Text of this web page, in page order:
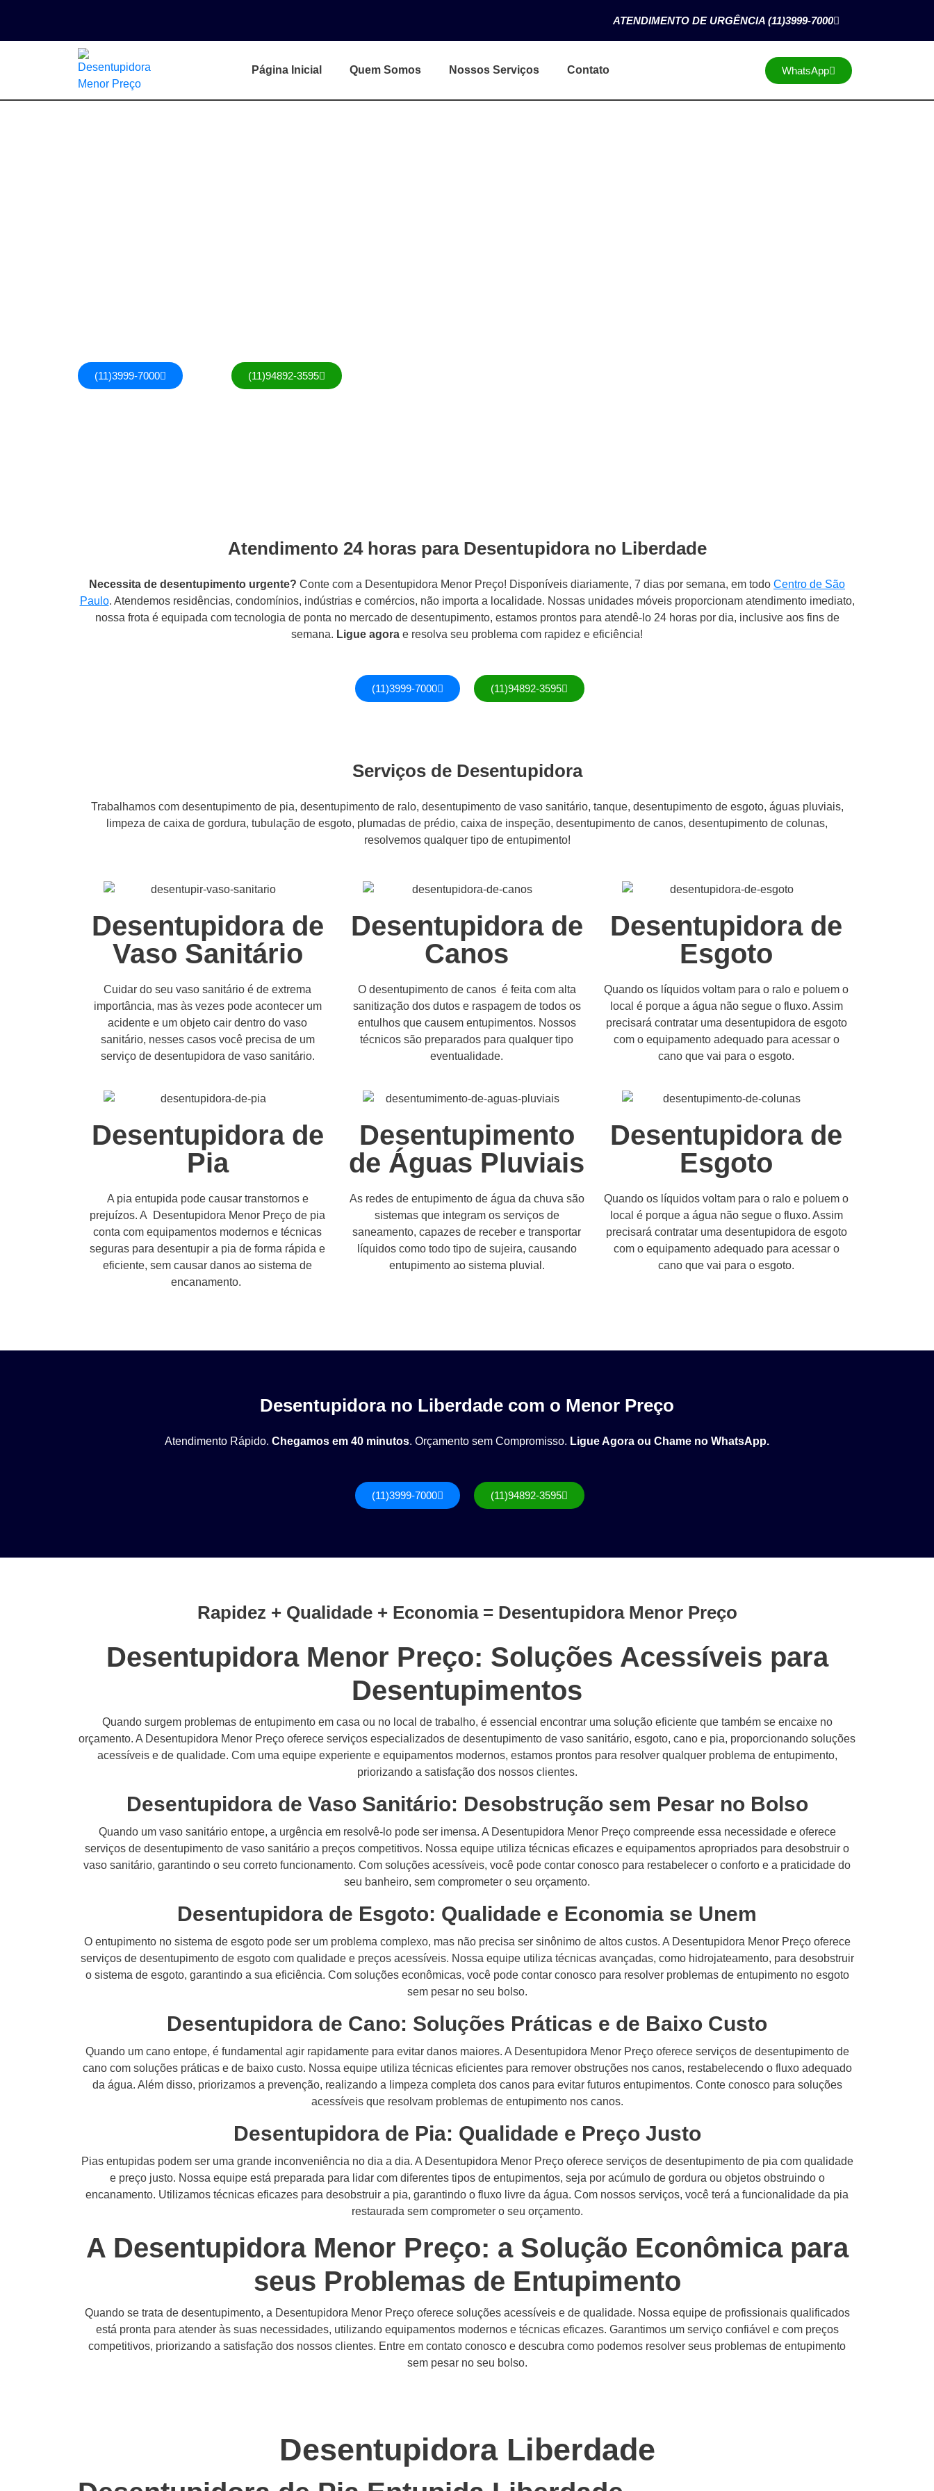
ATENDIMENTO DE URGÊNCIA (11)3999-7000
Página Inicial Quem Somos Nossos Serviços Contato WhatsApp
(11)3999-7000 (11)94892-3595
Atendimento 24 horas para Desentupidora no Liberdade
Necessita de desentupimento urgente? Conte com a Desentupidora Menor Preço! Disponíveis diariamente, 7 dias por semana, em todo Centro de São
Paulo. Atendemos residências, condomínios, indústrias e comércios, não importa a localidade. Nossas unidades móveis proporcionam atendimento imediato,
nossa frota é equipada com tecnologia de ponta no mercado de desentupimento, estamos prontos para atendê-lo 24 horas por dia, inclusive aos fins de
semana. Ligue agora e resolva seu problema com rapidez e eficiência!
(11)3999-7000 (11)94892-3595
Serviços de Desentupidora
Trabalhamos com desentupimento de pia, desentupimento de ralo, desentupimento de vaso sanitário, tanque, desentupimento de esgoto, águas pluviais,
limpeza de caixa de gordura, tubulação de esgoto, plumadas de prédio, caixa de inspeção, desentupimento de canos, desentupimento de colunas,
resolvemos qualquer tipo de entupimento!
Desentupidora de
Vaso Sanitário
Cuidar do seu vaso sanitário é de extrema
importância, mas às vezes pode acontecer um
acidente e um objeto cair dentro do vaso
sanitário, nesses casos você precisa de um
serviço de desentupidora de vaso sanitário.
Desentupidora de
Canos
O desentupimento de canos é feita com alta
sanitização dos dutos e raspagem de todos os
entulhos que causem entupimentos. Nossos
técnicos são preparados para qualquer tipo
eventualidade.
Desentupidora de
Esgoto
Quando os líquidos voltam para o ralo e poluem o
local é porque a água não segue o fluxo. Assim
precisará contratar uma desentupidora de esgoto
com o equipamento adequado para acessar o
cano que vai para o esgoto.
Desentupidora de
Pia
A pia entupida pode causar transtornos e
prejuízos. A Desentupidora Menor Preço de pia
conta com equipamentos modernos e técnicas
seguras para desentupir a pia de forma rápida e
eficiente, sem causar danos ao sistema de
encanamento.
Desentupimento
de Águas Pluviais
As redes de entupimento de água da chuva são
sistemas que integram os serviços de
saneamento, capazes de receber e transportar
líquidos como todo tipo de sujeira, causando
entupimento ao sistema pluvial.
Desentupidora de
Esgoto
Quando os líquidos voltam para o ralo e poluem o
local é porque a água não segue o fluxo. Assim
precisará contratar uma desentupidora de esgoto
com o equipamento adequado para acessar o
cano que vai para o esgoto.
Desentupidora no Liberdade com o Menor Preço
Atendimento Rápido. Chegamos em 40 minutos. Orçamento sem Compromisso. Ligue Agora ou Chame no WhatsApp.
(11)3999-7000 (11)94892-3595
Rapidez + Qualidade + Economia = Desentupidora Menor Preço
Desentupidora Menor Preço: Soluções Acessíveis para
Desentupimentos
Quando surgem problemas de entupimento em casa ou no local de trabalho, é essencial encontrar uma solução eficiente que também se encaixe no
orçamento. A Desentupidora Menor Preço oferece serviços especializados de desentupimento de vaso sanitário, esgoto, cano e pia, proporcionando soluções
acessíveis e de qualidade. Com uma equipe experiente e equipamentos modernos, estamos prontos para resolver qualquer problema de entupimento,
priorizando a satisfação dos nossos clientes.
Desentupidora de Vaso Sanitário: Desobstrução sem Pesar no Bolso
Quando um vaso sanitário entope, a urgência em resolvê-lo pode ser imensa. A Desentupidora Menor Preço compreende essa necessidade e oferece
serviços de desentupimento de vaso sanitário a preços competitivos. Nossa equipe utiliza técnicas eficazes e equipamentos apropriados para desobstruir o
vaso sanitário, garantindo o seu correto funcionamento. Com soluções acessíveis, você pode contar conosco para restabelecer o conforto e a praticidade do
seu banheiro, sem comprometer o seu orçamento.
Desentupidora de Esgoto: Qualidade e Economia se Unem
O entupimento no sistema de esgoto pode ser um problema complexo, mas não precisa ser sinônimo de altos custos. A Desentupidora Menor Preço oferece
serviços de desentupimento de esgoto com qualidade e preços acessíveis. Nossa equipe utiliza técnicas avançadas, como hidrojateamento, para desobstruir
o sistema de esgoto, garantindo a sua eficiência. Com soluções econômicas, você pode contar conosco para resolver problemas de entupimento no esgoto
sem pesar no seu bolso.
Desentupidora de Cano: Soluções Práticas e de Baixo Custo
Quando um cano entope, é fundamental agir rapidamente para evitar danos maiores. A Desentupidora Menor Preço oferece serviços de desentupimento de
cano com soluções práticas e de baixo custo. Nossa equipe utiliza técnicas eficientes para remover obstruções nos canos, restabelecendo o fluxo adequado
da água. Além disso, priorizamos a prevenção, realizando a limpeza completa dos canos para evitar futuros entupimentos. Conte conosco para soluções
acessíveis que resolvam problemas de entupimento nos canos.
Desentupidora de Pia: Qualidade e Preço Justo
Pias entupidas podem ser uma grande inconveniência no dia a dia. A Desentupidora Menor Preço oferece serviços de desentupimento de pia com qualidade
e preço justo. Nossa equipe está preparada para lidar com diferentes tipos de entupimentos, seja por acúmulo de gordura ou objetos obstruindo o
encanamento. Utilizamos técnicas eficazes para desobstruir a pia, garantindo o fluxo livre da água. Com nossos serviços, você terá a funcionalidade da pia
restaurada sem comprometer o seu orçamento.
A Desentupidora Menor Preço: a Solução Econômica para
seus Problemas de Entupimento
Quando se trata de desentupimento, a Desentupidora Menor Preço oferece soluções acessíveis e de qualidade. Nossa equipe de profissionais qualificados
está pronta para atender às suas necessidades, utilizando equipamentos modernos e técnicas eficazes. Garantimos um serviço confiável e com preços
competitivos, priorizando a satisfação dos nossos clientes. Entre em contato conosco e descubra como podemos resolver seus problemas de entupimento
sem pesar no seu bolso.
Desentupidora Liberdade